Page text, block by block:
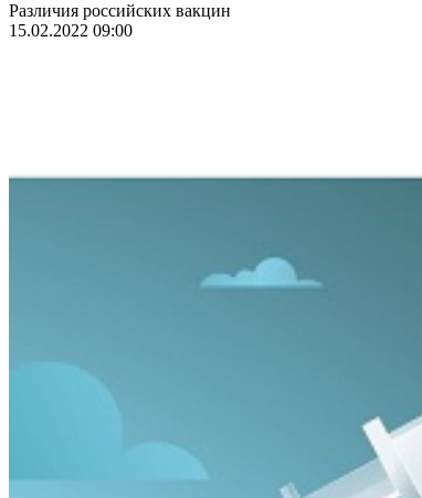
Различия российских вакцин
15.02.2022 09:00